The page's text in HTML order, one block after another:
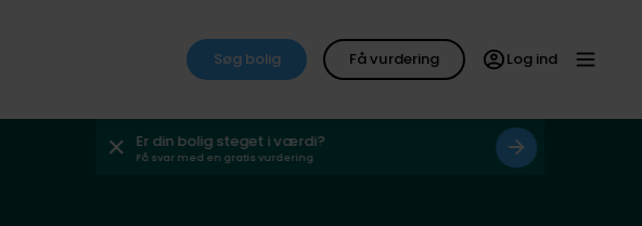
Søg bolig Få vurdering Log ind
Er din bolig steget i værdi?
Få svar med en gratis vurdering